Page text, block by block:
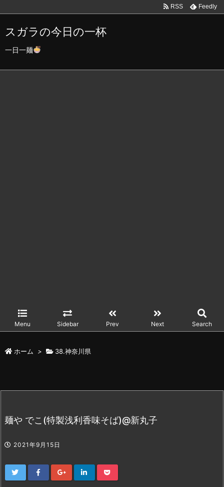
スガラの今日の一杯
一日一麺
Menu Sidebar Prev Next Search
RSS Feedly
ホーム > 38.神奈川県
麺や でこ(特製浅利香味そば)@新丸子
2021年9月15日